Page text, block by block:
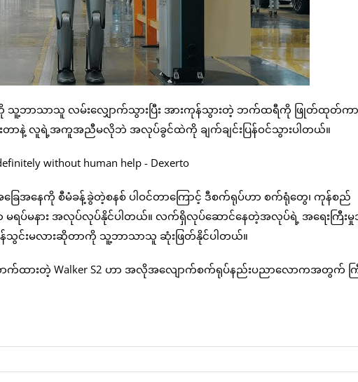
ဆီကို သူ့ဘာသာသူ လမ်းလျှောက်သွားပြီး အားကုန်သွားတဲ့ ဘက်ထရီကို ဖြုတ်ထုတ်ကာ
နဲ့ လူရဲ့အကူအညီမလိုဘဲ အလုပ်ခွင်ထဲကို ချက်ချင်းပြန်ဝင်သွားပါတယ်။
ြေအနေကို စီမံခန့်ခွဲတဲ့စနစ် ပါဝင်တာကြောင့် ဒီစက်ရုပ်ဟာ စက်ရုံတွေ၊ ကုန်စည်
မရပ်မနား အလုပ်လုပ်နိုင်ပါတယ်။ လက်ရှိလုပ်ဆောင်နေတဲ့အလုပ်ရဲ့ အရေးကြီးမှု
င်းမလားဆိုတာကို သူ့ဘာသာသူ ဆုံးဖြတ်နိုင်ပါတယ်။
က်ထားတဲ့ Walker S2 ဟာ အလိုအလျောက်စက်ရုပ်နည်းပညာလောကအတွက် ကြီ